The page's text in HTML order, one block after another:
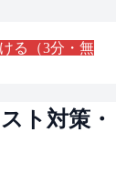
る（3分・無
ト対策・